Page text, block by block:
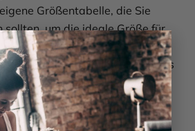
Größentabelle, die Sie
um die ideale Größe für
Set schmeichelt jeder
das Selbstbewusstsein, das
und langlebig für